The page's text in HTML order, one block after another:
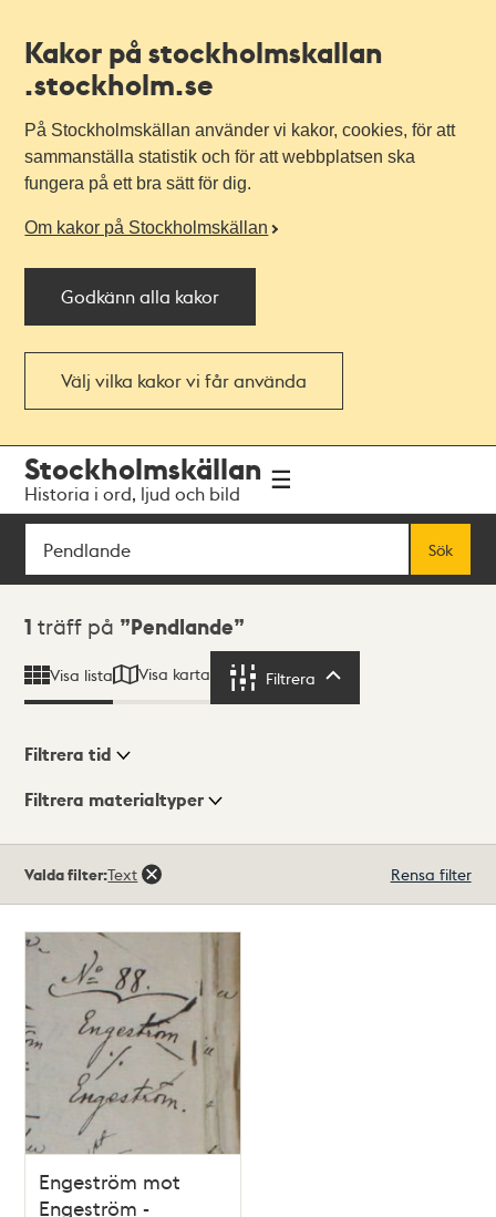
Kakor på stockholmskallan
.stockholm.se
På Stockholmskällan använder vi kakor, cookies, för att
sammanställa statistik och för att webbplatsen ska
fungera på ett bra sätt för dig.
Om kakor på Stockholmskällan
Godkänn alla kakor
Välj vilka kakor vi får använda
navigationen
huvudinnehållet
Stockholmskällan
Historia i ord, ljud och bild
Sök
Sök
Sökresultat
1 träff på Pendlande
Visa lista Visa karta Filtrera
Visningsläge
Filtrera tid
Filtrera materialtyper
träffar
Valda filter:Text Rensa filter
Engeström mot
Engeström -